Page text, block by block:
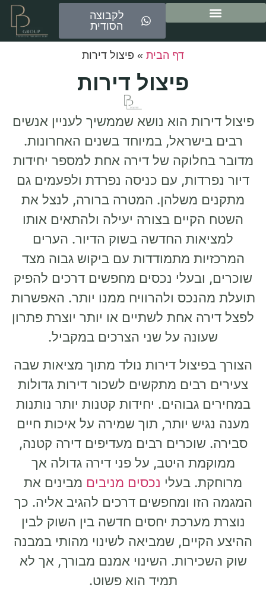
לקבוצה
הסודית
דף הבית » פיצול דירות
פיצול דירות
פיצול דירות הוא נושא שממשיך לעניין אנשים
רבים בישראל, במיוחד בשנים האחרונות.
מדובר בחלוקה של דירה אחת למספר יחידות
דיור נפרדות, עם כניסה נפרדת ולפעמים גם
מתקנים משלהן. המטרה ברורה, לנצל את
השטח הקיים בצורה יעילה ולהתאים אותו
למציאות החדשה בשוק הדיור. הערים
המרכזיות מתמודדות עם ביקוש גבוה מצד
שוכרים, ובעלי נכסים מחפשים דרכים להפיק
תועלת מהנכס ולהרוויח ממנו יותר. האפשרות
לפצל דירה אחת לשתיים או יותר יוצרת פתרון
שעונה על שני הצרכים במקביל.
הצורך בפיצול דירות נולד מתוך מציאות שבה
צעירים רבים מתקשים לשכור דירות גדולות
במחירים גבוהים. יחידות קטנות יותר נותנות
מענה נגיש יותר, תוך שמירה על איכות חיים
סבירה. שוכרים רבים מעדיפים דירה קטנה,
ממוקמת היטב, על פני דירה גדולה אך
מרוחקת. בעלי נכסים מניבים מבינים את
המגמה הזו ומחפשים דרכים להגיב אליה. כך
נוצרת מערכת יחסים חדשה בין השוק לבין
ההיצע הקיים, שמביאה לשינוי מהותי במבנה
שוק השכירות. השינוי אמנם מבורך, אך לא
תמיד הוא פשוט.